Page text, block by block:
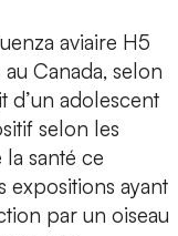
aviaire H5
Canada, selon
d’un adolescent
selon les
santé ce
expositions ayant
par un oiseau